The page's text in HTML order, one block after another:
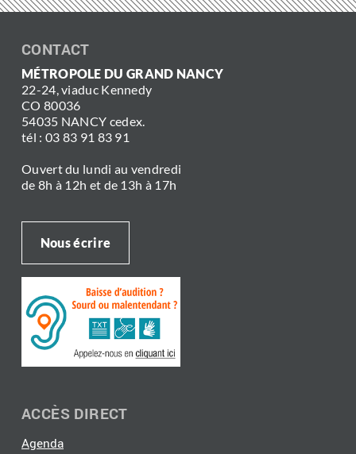
CONTACT
MÉTROPOLE DU GRAND NANCY
22-24, viaduc Kennedy
CO 80036
54035 NANCY cedex.
tél : 03 83 91 83 91
Ouvert du lundi au vendredi
de 8h à 12h et de 13h à 17h
Nous écrire
ACCÈS DIRECT
Agenda